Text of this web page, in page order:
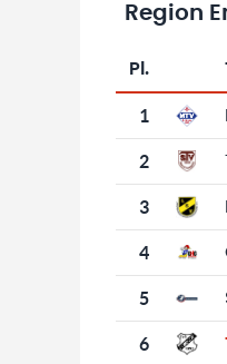
Region
Tabelle mit
Pl.
1
2
3
4
5
6